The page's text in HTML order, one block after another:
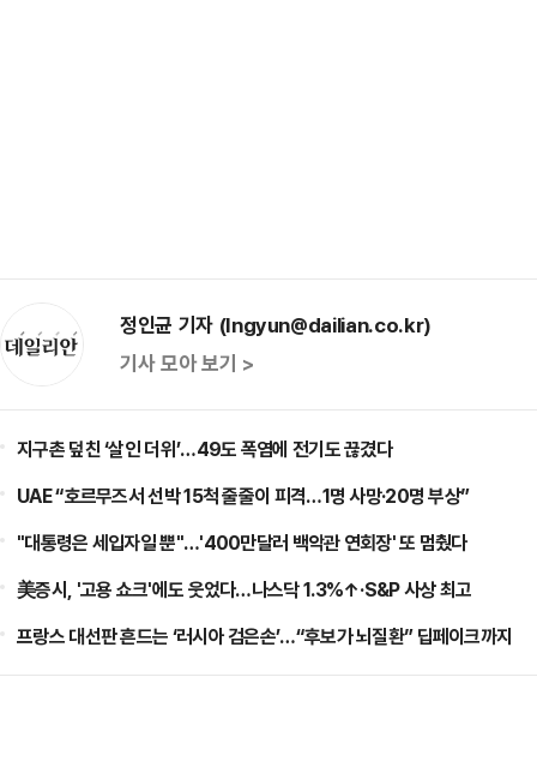
정인균 기자 (Ingyun@dailian.co.kr)
기사 모아 보기 >
지구촌 덮친 ‘살인 더위’…49도 폭염에 전기도 끊겼다
UAE “호르무즈서 선박 15척 줄줄이 피격…1명 사망·20명 부상”
"대통령은 세입자일 뿐"…'400만달러 백악관 연회장' 또 멈췄다
美증시, '고용 쇼크'에도 웃었다…나스닥 1.3%↑·S&P 사상 최고
프랑스 대선판 흔드는 ‘러시아 검은손’…“후보가 뇌질환” 딥페이크까지